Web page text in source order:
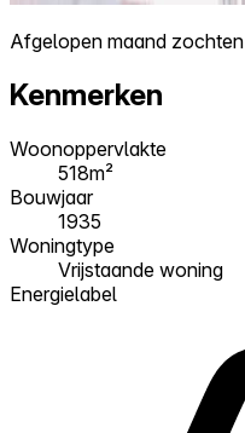
Afgelopen maand zochten
Kenmerken
Woonoppervlakte
518m²
Bouwjaar
1935
Woningtype
Vrijstaande woning
Energielabel